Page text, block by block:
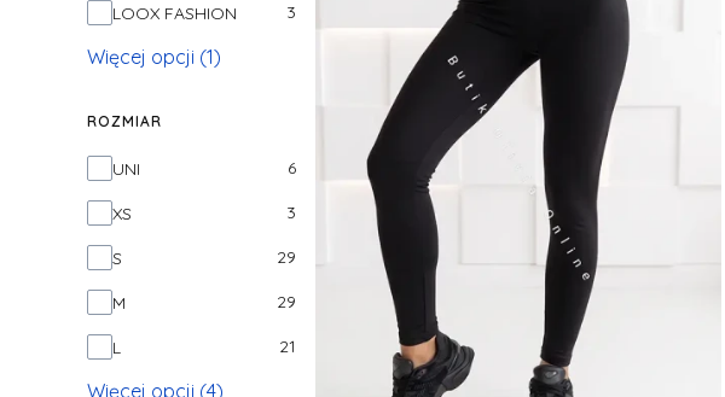
LOOX FASHION 3
Więcej opcji (1)
ROZMIAR
Rozmiar
UNI 6
XS 3
S 29
M 29
L 21
Więcej opcji (4)